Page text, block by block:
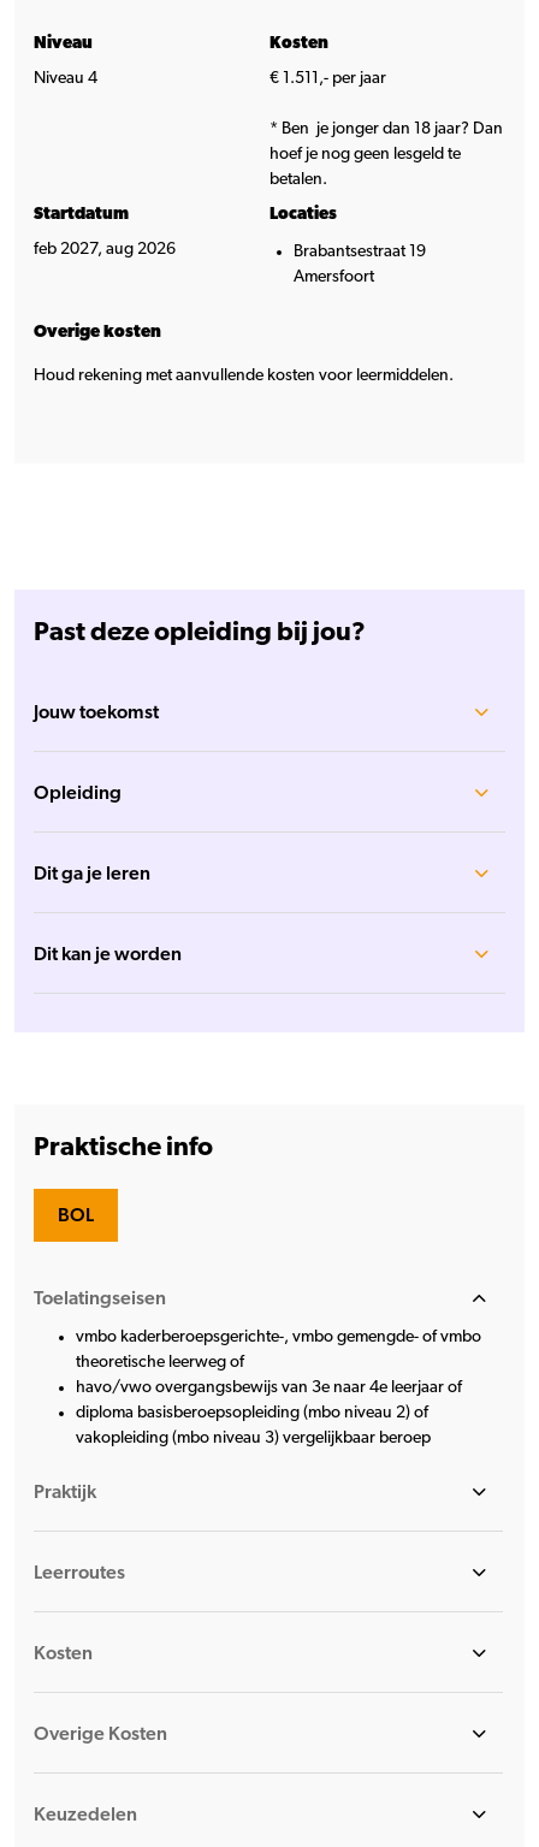
Niveau
Niveau 4
Kosten
€ 1.511,- per jaar
* Ben je jonger dan 18 jaar? Dan
hoef je nog geen lesgeld te
betalen.
Startdatum
feb 2027, aug 2026
Locaties
Brabantsestraat 19
Amersfoort
Overige kosten
Houd rekening met aanvullende kosten voor leermiddelen.
Past deze opleiding bij jou?
Jouw toekomst
Opleiding
Dit ga je leren
Dit kan je worden
Praktische info
BOL
Toelatingseisen
vmbo kaderberoepsgerichte-, vmbo gemengde- of vmbo
theoretische leerweg of
havo/vwo overgangsbewijs van 3e naar 4e leerjaar of
diploma basisberoepsopleiding (mbo niveau 2) of
vakopleiding (mbo niveau 3) vergelijkbaar beroep
Praktijk
Leerroutes
Kosten
Overige Kosten
Keuzedelen